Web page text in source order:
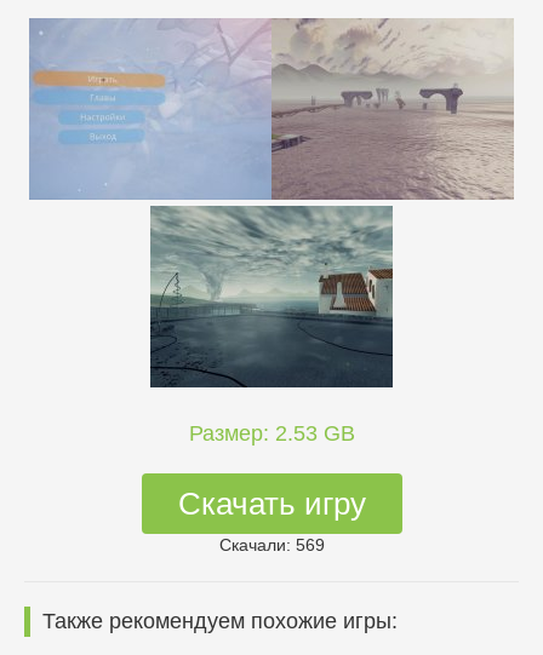
Размер: 2.53 GB
Скачать игру
Скачали: 569
Также рекомендуем похожие игры: